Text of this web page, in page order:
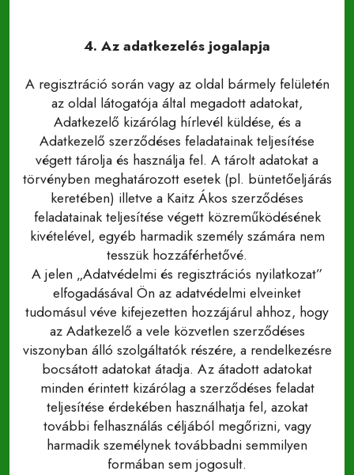
4. Az adatkezelés jogalapja
A regisztráció során vagy az oldal bármely felületén
az oldal látogatója által megadott adatokat,
Adatkezelő kizárólag hírlevél küldése, és a
Adatkezelő szerződéses feladatainak teljesítése
végett tárolja és használja fel. A tárolt adatokat a
törvényben meghatározott esetek (pl. büntetőeljárás
keretében) illetve a Kaitz Ákos szerződéses
feladatainak teljesítése végett közreműködésének
kivételével, egyéb harmadik személy számára nem
tesszük hozzáférhetővé.
A jelen „Adatvédelmi és regisztrációs nyilatkozat”
elfogadásával Ön az adatvédelmi elveinket
tudomásul véve kifejezetten hozzájárul ahhoz, hogy
az Adatkezelő a vele közvetlen szerződéses
viszonyban álló szolgáltatók részére, a rendelkezésre
bocsátott adatokat átadja. Az átadott adatokat
minden érintett kizárólag a szerződéses feladat
teljesítése érdekében használhatja fel, azokat
további felhasználás céljából megőrizni, vagy
harmadik személynek továbbadni semmilyen
formában sem jogosult.